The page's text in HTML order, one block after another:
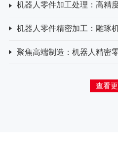
机器人零件加工处理：高精
机器人零件精密加工：雕琢
聚焦高端制造：机器人精密
查看